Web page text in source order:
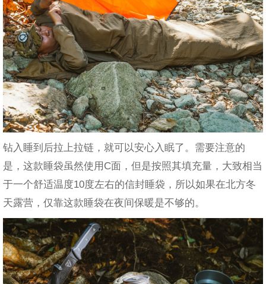
钻入睡到后拉上拉链，就可以安心入眠了。需要注意的
是，这款睡袋虽然使用C面，但是按照其填充量，大致相当
于一个舒适温度10度左右的信封睡袋，所以如果在北方冬
天露营，仅靠这款睡袋在夜间保暖是不够的。